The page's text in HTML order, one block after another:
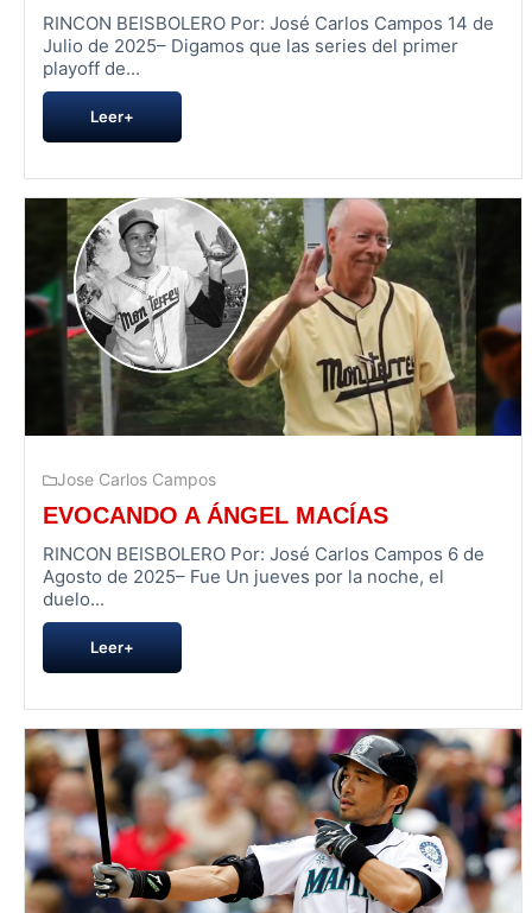
RINCON BEISBOLERO Por: José Carlos Campos 14 de
Julio de 2025– Digamos que las series del primer
playoff de...
Leer+
Jose Carlos Campos
EVOCANDO A ÁNGEL MACÍAS
RINCON BEISBOLERO Por: José Carlos Campos 6 de
Agosto de 2025– Fue Un jueves por la noche, el
duelo...
Leer+